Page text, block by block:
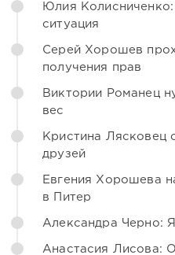
Юлия
ситуация
Серей Хорошев
получения прав
Виктории Романец
вес
Кристина Лясковец
друзей
Евгения Хорошева
в Питер
Александра Черно:
Анастасия Лисова: